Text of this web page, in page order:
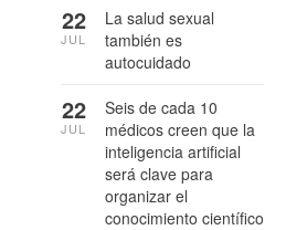
La salud sexual
también es
autocuidado
22
JUL
Seis de cada 10
médicos creen que la
inteligencia artificial
será clave para
organizar el
conocimiento científico
22
JUL